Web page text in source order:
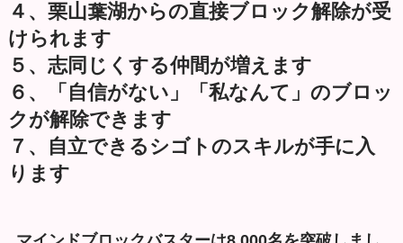
４、栗山葉湖からの直接ブロック解除が受
けられます
５、志同じくする仲間が増えます
６、「自信がない」「私なんて」のブロッ
クが解除できます
７、⾃⽴できるシゴトのスキルが⼿に入
ります